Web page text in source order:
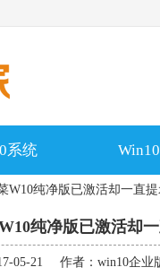
系统
W10纯净版已激活却一直
纯净版已激活却
05-21 作者：win10企业